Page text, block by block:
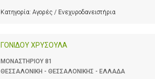
Κατηγορία: Αγορές / Ενεχυροδανειστήρια
ΓΟΝΙΔΟΥ ΧΡΥΣΟΥΛΑ
ΜΟΝΑΣΤΗΡΙΟΥ 81
ΘΕΣΣΑΛΟΝΙΚΗ - ΘΕΣΣΑΛΟΝΙΚΗΣ - ΕΛΛΑΔΑ